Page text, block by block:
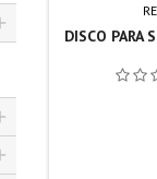
DISCO PARA